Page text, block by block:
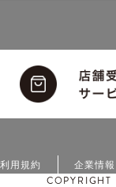
利用規約 企業情報